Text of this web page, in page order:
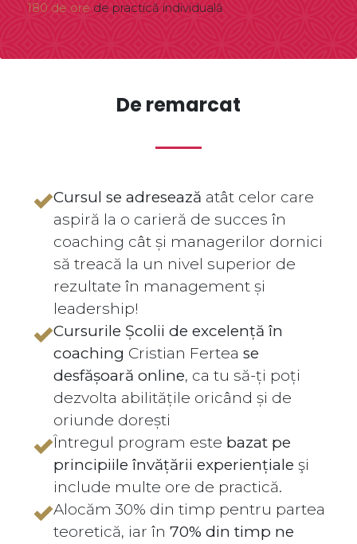
180 de ore de practică individuală
De remarcat
Cursul se adresează atât celor care
aspiră la o carieră de succes în
coaching cât și managerilor dornici
să treacă la un nivel superior de
rezultate în management și
leadership!
Cursurile Școlii de excelență în
coaching Cristian Fertease
desfășoară online, ca tu să-ți poți
dezvolta abilitățile oricând și de
oriunde dorești
Întregul program este bazat pe
principiile învățării experiențialeşi
include multe ore de practică.
Alocăm 30% din timp pentru partea
teoretică, iar în 70% din timp ne